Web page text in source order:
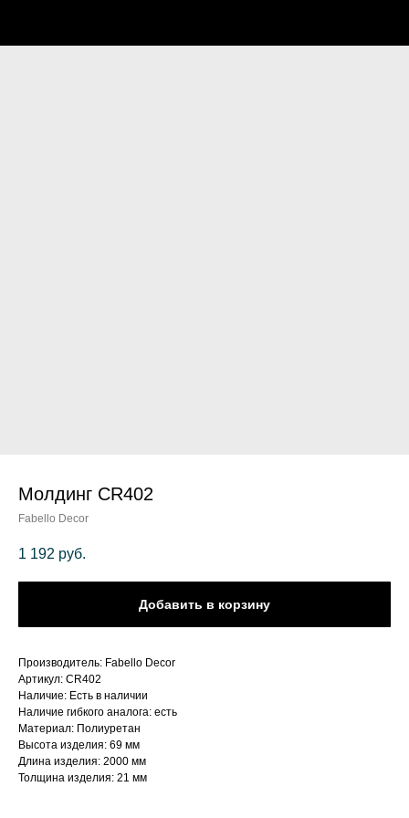
Молдинг CR402
Fabello Decor
1 192 руб.
Добавить в корзину
Производитель: Fabello Decor
Артикул: CR402
Наличие: Есть в наличии
Наличие гибкого аналога: есть
Материал: Полиуретан
Высота изделия: 69 мм
Длина изделия: 2000 мм
Толщина изделия: 21 мм